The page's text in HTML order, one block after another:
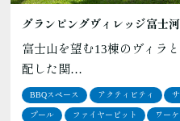
グランピングヴィレッジ富士
富士山を望む13棟のヴィラ
配した関…
BBQスペース アクティビティ
プール ファイヤーピット ワー